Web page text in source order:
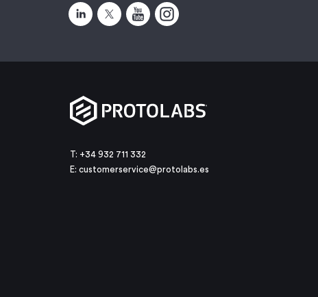
T: +34 932 711 332
E: customerservice@protolabs.es